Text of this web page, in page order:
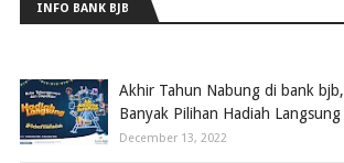
INFO BANK BJB
Akhir Tahun Nabung di bank bjb,
Banyak Pilihan Hadiah Langsung
December 13, 2022